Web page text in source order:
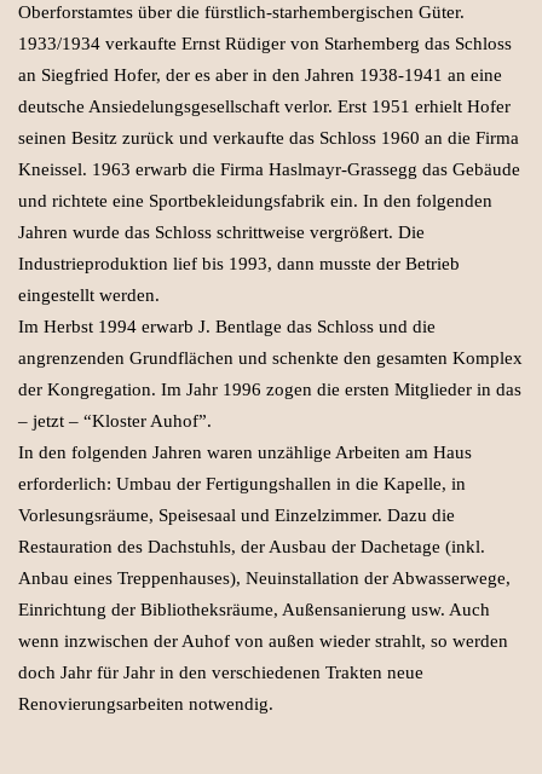
Oberforstamtes über die fürstlich-starhembergischen Güter.
1933/1934 verkaufte Ernst Rüdiger von Starhemberg das Schloss
an Siegfried Hofer, der es aber in den Jahren 1938-1941 an eine
deutsche Ansiedelungsgesellschaft verlor. Erst 1951 erhielt Hofer
seinen Besitz zurück und verkaufte das Schloss 1960 an die Firma
Kneissel. 1963 erwarb die Firma Haslmayr-Grassegg das Gebäude
und richtete eine Sportbekleidungsfabrik ein. In den folgenden
Jahren wurde das Schloss schrittweise vergrößert. Die
Industrieproduktion lief bis 1993, dann musste der Betrieb
eingestellt werden.
Im Herbst 1994 erwarb J. Bentlage das Schloss und die
angrenzenden Grundflächen und schenkte den gesamten Komplex
der Kongregation. Im Jahr 1996 zogen die ersten Mitglieder in das
– jetzt – “Kloster Auhof”.
In den folgenden Jahren waren unzählige Arbeiten am Haus
erforderlich: Umbau der Fertigungshallen in die Kapelle, in
Vorlesungsräume, Speisesaal und Einzelzimmer. Dazu die
Restauration des Dachstuhls, der Ausbau der Dachetage (inkl.
Anbau eines Treppenhauses), Neuinstallation der Abwasserwege,
Einrichtung der Bibliotheksräume, Außensanierung usw. Auch
wenn inzwischen der Auhof von außen wieder strahlt, so werden
doch Jahr für Jahr in den verschiedenen Trakten neue
Renovierungsarbeiten notwendig.